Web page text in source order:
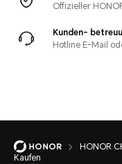
Offizieller
Kunden-
Hotline E-Mail
HONOR
Kaufen